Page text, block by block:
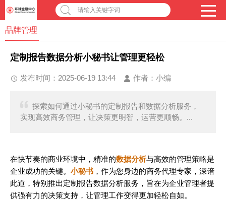
请输入关键字词
品牌管理
定制报告数据分析小秘书让管理更轻松
发布时间：2025-06-19 13:44 作者： 小编
探索如何通过小秘书的定制报告和数据分析服务，
实现高效商务管理，让决策更明智，运营更顺畅。...
在快节奏的商业环境中，精准的数据分析与高效的管理策略是
企业成功的关键。 小秘书 ，作为您身边的商务代理专家，深谙
此道，特别推出定制报告数据分析服务，旨在为企业管理者提
供强有力的决策支持，让管理工作变得更加轻松自如。